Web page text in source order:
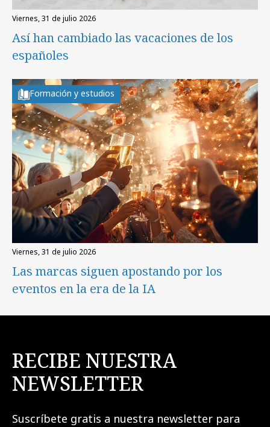
viernes, 31 de julio 2026
Así han cambiado las vacaciones de los
españoles
Formación y estudios
viernes, 31 de julio 2026
Las marcas siguen apostando por los
eventos en la era de la IA
RECIBE NUESTRA
NEWSLETTER
Suscríbete gratis a nuestra newsletter para